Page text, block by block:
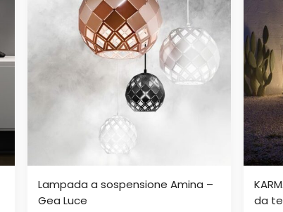
Lampada a sospensione Amina –
Gea Luce
da